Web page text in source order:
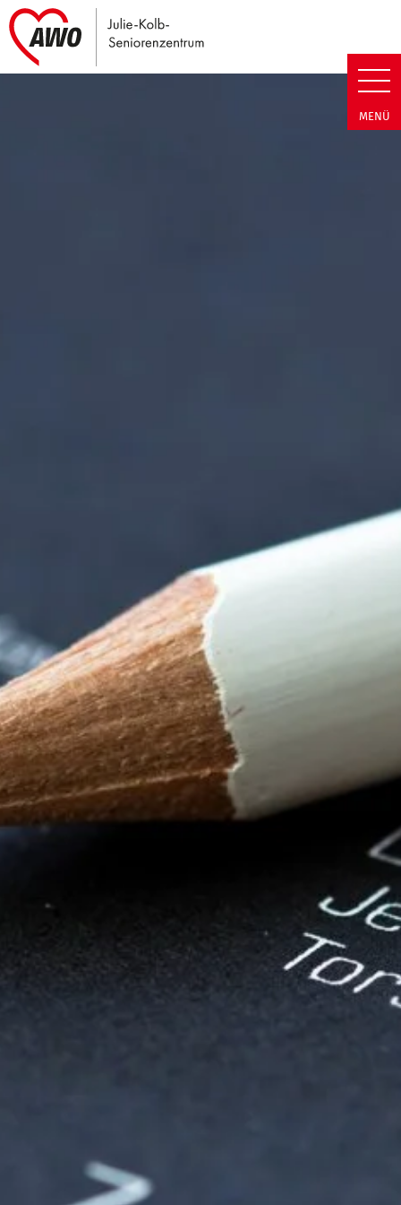
Julie-Kolb-Seniorenzentrum |
MENÜ